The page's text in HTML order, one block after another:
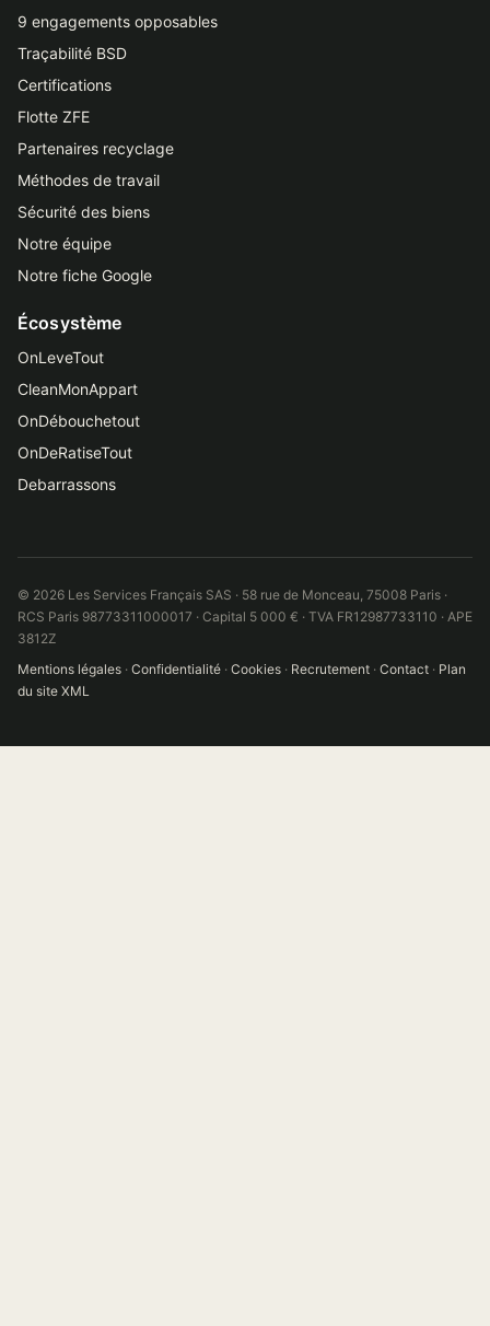
9 engagements opposables
Traçabilité BSD
Certifications
Flotte ZFE
Partenaires recyclage
Méthodes de travail
Sécurité des biens
Notre équipe
Notre fiche Google
Écosystème
OnLeveTout
CleanMonAppart
OnDébouchetout
OnDeRatiseTout
Debarrassons
© 2026 Les Services Français SAS · 58 rue de Monceau, 75008 Paris ·
RCS Paris 98773311000017 · Capital 5 000 € · TVA FR12987733110 · APE
3812Z
Mentions légales · Confidentialité · Cookies · Recrutement · Contact · Plan
du site XML